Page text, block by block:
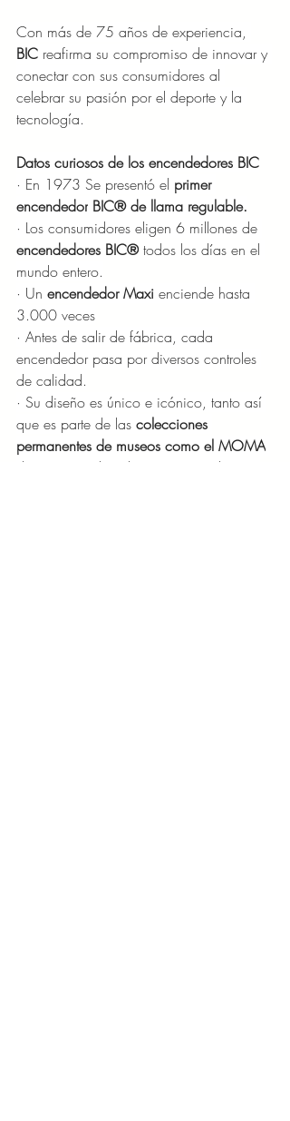
Con más de 75 años de experiencia,
BIC reafirma su compromiso de innovar y
conectar con sus consumidores al
celebrar su pasión por el deporte y la
tecnología.
Datos curiosos de los encendedores BIC
· En 1973 Se presentó el primer
encendedor BIC® de llama regulable.
· Los consumidores eligen 6 millones de
encendedores BIC® todos los días en el
mundo entero.
· Un encendedor Maxi enciende hasta
3.000 veces
· Antes de salir de fábrica, cada
encendedor pasa por diversos controles
de calidad.
· Su diseño es único e icónico, tanto así
que es parte de las colecciones
permanentes de museos como el MOMA
de Nueva York y el centro Pompidou en